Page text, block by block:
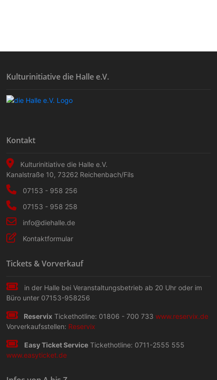
Kulturinitiative die Halle e.V.
Kontakt
Kulturinitiative die Halle e.V.
Kanalstraße 10,73262 Reichenbach/Fils
07153 - 958 256
07153 - 958 258
info@diehalle.de
Kontaktformular
Tickets & Vorverkauf
in der Halle bei Veranstaltungs­betrieb ab 20 Uhr oder im
Büro unter 07153-958256
ReservixTickethotline: 01806 - 700 733 www.reservix.de
Vorverkaufsstellen: Reservix
Easy Ticket ServiceTickethotline: 0711-2555 555
www.easyticket.de